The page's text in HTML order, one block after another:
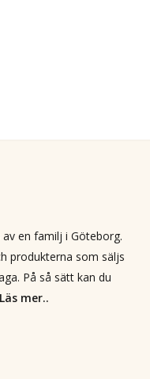
en familj i Göteborg.
produkterna som säljs
På så sätt kan du
Läs mer..